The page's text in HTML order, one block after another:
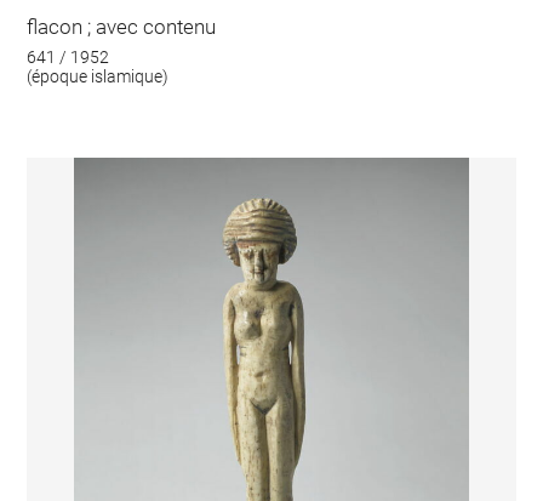
flacon ; avec contenu
641 / 1952
(époque islamique)